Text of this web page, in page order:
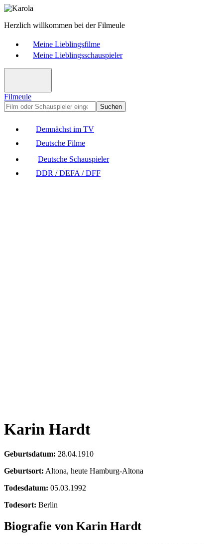
Herzlich willkommen bei der Filmeule
Meine Lieblingsfilme
Meine Lieblingsschauspieler
Filmeule
Suchen
Demnächst im TV
Deutsche Filme
Deutsche Schauspieler
DDR / DEFA / DFF
Karin Hardt
Geburtsdatum: 28.04.1910
Geburtsort: Altona, heute Hamburg-Altona
Todesdatum: 05.03.1992
Todesort: Berlin
Biografie von Karin Hardt